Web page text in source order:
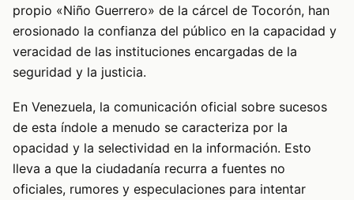
propio «Niño Guerrero» de la cárcel de Tocorón, han
erosionado la confianza del público en la capacidad y
veracidad de las instituciones encargadas de la
seguridad y la justicia.
En Venezuela, la comunicación oficial sobre sucesos
de esta índole a menudo se caracteriza por la
opacidad y la selectividad en la información. Esto
lleva a que la ciudadanía recurra a fuentes no
oficiales, rumores y especulaciones para intentar